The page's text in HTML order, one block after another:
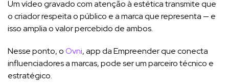
Um vídeo gravado com atenção à estética transmite que
o criador respeita o público e a marca que representa — e
isso amplia o valor percebido de ambos.
Nesse ponto, oOvni, app da Empreender que conecta
influenciadores a marcas, pode ser um parceiro técnico e
estratégico.